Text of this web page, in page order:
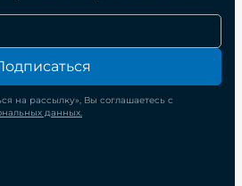
на рассылку», Вы соглашаетесь с
данных.